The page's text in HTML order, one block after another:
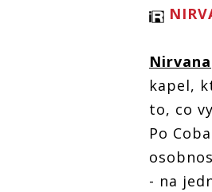
Nirvana
kapel,
to, co
Po
- na